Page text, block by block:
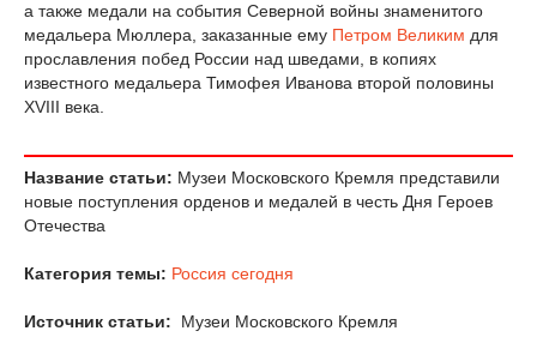
а также медали на события Северной войны знаменитого
медальера Мюллера, заказанные ему Петром Великим для
прославления побед России над шведами, в копиях
известного медальера Тимофея Иванова второй половины
XVIII века.
Название статьи: Музеи Московского Кремля представили
новые поступления орденов и медалей в честь Дня Героев
Отечества
Категория темы: Россия сегодня
Источник статьи: Музеи Московского Кремля